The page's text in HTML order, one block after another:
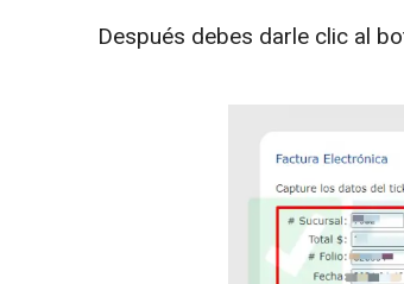
Después debes darle clic al